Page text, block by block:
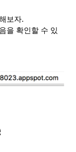
보자.
을 확인할 수 있